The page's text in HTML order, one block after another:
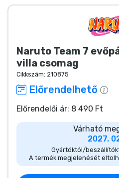
Naruto Team 7
villa csomag
Cikkszám: 210875
Előrendelhető
Előrendelői ár: 8 490 Ft
Várható
2027.
Gyártóktól/
A termék megjelenését
Animés cuccok
Gamer cuccok
Sportos cuccok
Zenés cuccok
Terméktípusok
Márkák